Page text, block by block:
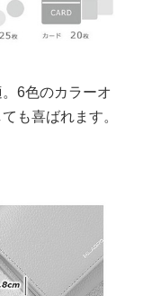
6色のカラーオ
も喜ばれます。